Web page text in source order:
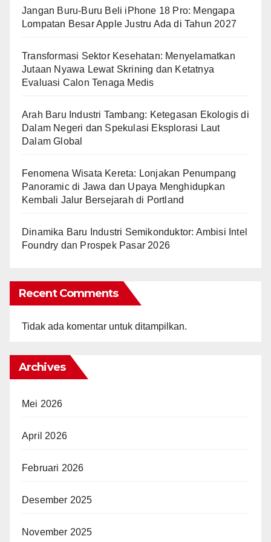
Jangan Buru-Buru Beli iPhone 18 Pro: Mengapa
Lompatan Besar Apple Justru Ada di Tahun 2027
Transformasi Sektor Kesehatan: Menyelamatkan
Jutaan Nyawa Lewat Skrining dan Ketatnya
Evaluasi Calon Tenaga Medis
Arah Baru Industri Tambang: Ketegasan Ekologis di
Dalam Negeri dan Spekulasi Eksplorasi Laut
Dalam Global
Fenomena Wisata Kereta: Lonjakan Penumpang
Panoramic di Jawa dan Upaya Menghidupkan
Kembali Jalur Bersejarah di Portland
Dinamika Baru Industri Semikonduktor: Ambisi Intel
Foundry dan Prospek Pasar 2026
Recent Comments
Tidak ada komentar untuk ditampilkan.
Archives
Mei 2026
April 2026
Februari 2026
Desember 2025
November 2025